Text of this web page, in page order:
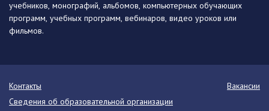
учебников, монографий, альбомов, компьютерных обучающих
программ, учебных программ, вебинаров, видео уроков или
фильмов.
Контакты
Вакансии
Сведения об образовательной организации